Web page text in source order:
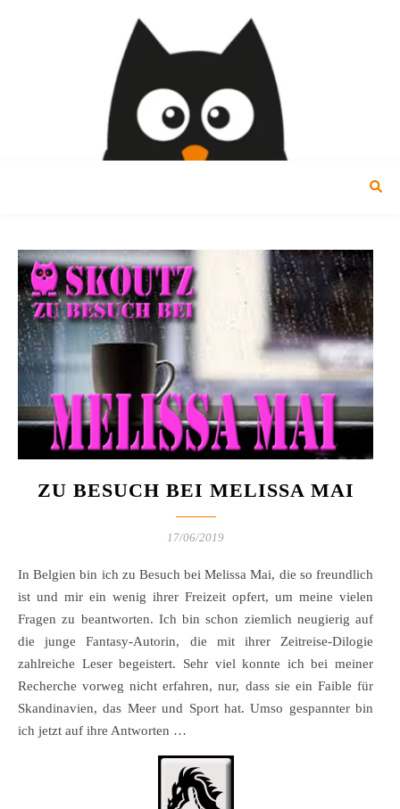
ZU BESUCH BEI MELISSA MAI
17/06/2019
In Belgien bin ich zu Besuch bei Melissa Mai, die so freundlich
ist und mir ein wenig ihrer Freizeit opfert, um meine vielen
Fragen zu beantworten. Ich bin schon ziemlich neugierig auf
die junge Fantasy-Autorin, die mit ihrer Zeitreise-Dilogie
zahlreiche Leser begeistert. Sehr viel konnte ich bei meiner
Recherche vorweg nicht erfahren, nur, dass sie ein Faible für
Skandinavien, das Meer und Sport hat. Umso gespannter bin
ich jetzt auf ihre Antworten …